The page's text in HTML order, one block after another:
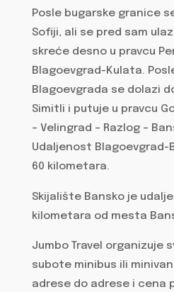
Posle bugarske granice
Sofiji, ali se pred sam
skreće desno u pravcu
Blagoevgrad-Kulata.
Blagoevgrada se dolazi
Simitli i putuje u pravcu
– Velingrad – Razlog –
Udaljenost Blagoevgrad-
60 kilometara.
Skijalište Bansko je
kilometara od mesta
Jumbo Travel organizuje
subote minibus ili
adrese do adrese i cena